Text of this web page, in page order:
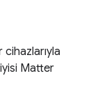
iyisi Matter